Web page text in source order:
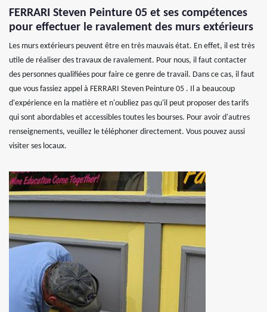
FERRARI Steven Peinture 05 et ses compétences
pour effectuer le ravalement des murs extérieurs
Les murs extérieurs peuvent être en très mauvais état. En effet, il est très
utile de réaliser des travaux de ravalement. Pour nous, il faut contacter
des personnes qualifiées pour faire ce genre de travail. Dans ce cas, il faut
que vous fassiez appel à FERRARI Steven Peinture 05 . Il a beaucoup
d'expérience en la matière et n'oubliez pas qu'il peut proposer des tarifs
qui sont abordables et accessibles toutes les bourses. Pour avoir d'autres
renseignements, veuillez le téléphoner directement. Vous pouvez aussi
visiter ses locaux.